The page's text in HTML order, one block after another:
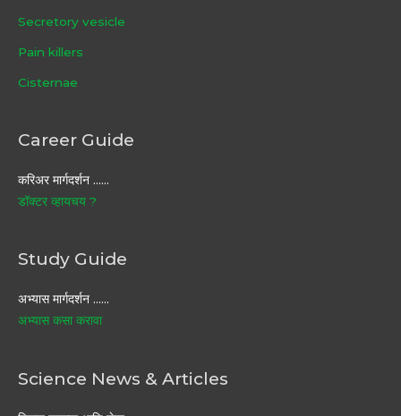
Secretory vesicle
Pain killers
Cisternae
Career Guide
करिअर मार्गदर्शन ……
डॉक्टर व्हायचय ?
Study Guide
अभ्यास मार्गदर्शन ……
अभ्यास कसा करावा
Science News & Articles